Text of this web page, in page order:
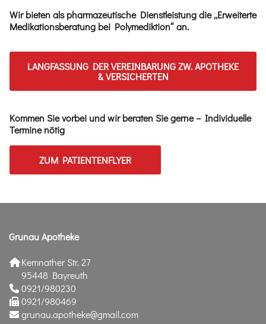
Wir bieten als pharmazeutische Dienstleistung die „Erweiterte
Medikationsberatung bei Polymediktion“ an.
LANGFASSUNG DER VEREINBARUNG ZW. APOTHEKE
& VERSICHERTEN
Kommen Sie vorbei und wir beraten Sie gerne – Individuelle
Termine nötig
ZUM PATIENTENFLYER
Grunau Apotheke
Kemnather Str. 27
95448 Bayreuth
0921/980230
0921/980469
grunau.apotheke@gmail.com